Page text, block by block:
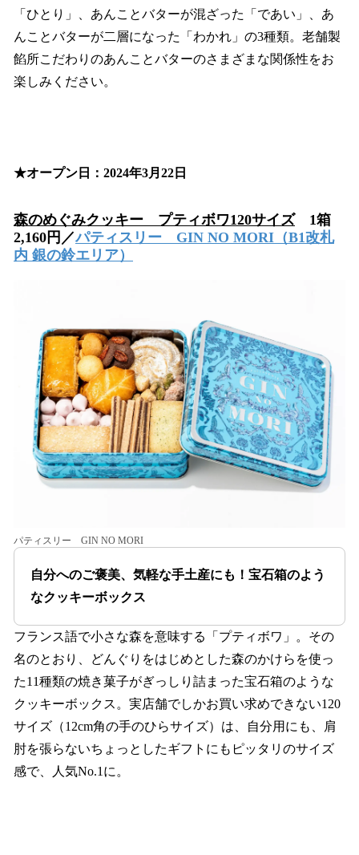
「ひとり」、あんことバターが混ざった「であい」、あ
んことバターが二層になった「わかれ」の3種類。老舗製
餡所こだわりのあんことバターのさまざまな関係性をお
楽しみください。
★オープン日：2024年3月22日
森のめぐみクッキー プティボワ120サイズ1箱
2,160円／パティスリー GIN NO MORI （B1改札
内 銀の鈴エリア）
パティスリー GIN NO MORI
自分へのご褒美、気軽な手土産にも！宝石箱のよう
なクッキーボックス
フランス語で小さな森を意味する「プティボワ」。その
名のとおり、どんぐりをはじめとした森のかけらを使っ
た11種類の焼き菓子がぎっしり詰まった宝石箱のような
クッキーボックス。実店舗でしかお買い求めできない120
サイズ（12cm角の手のひらサイズ）は、自分用にも、肩
肘を張らないちょっとしたギフトにもピッタリのサイズ
感で、人気No.1に。